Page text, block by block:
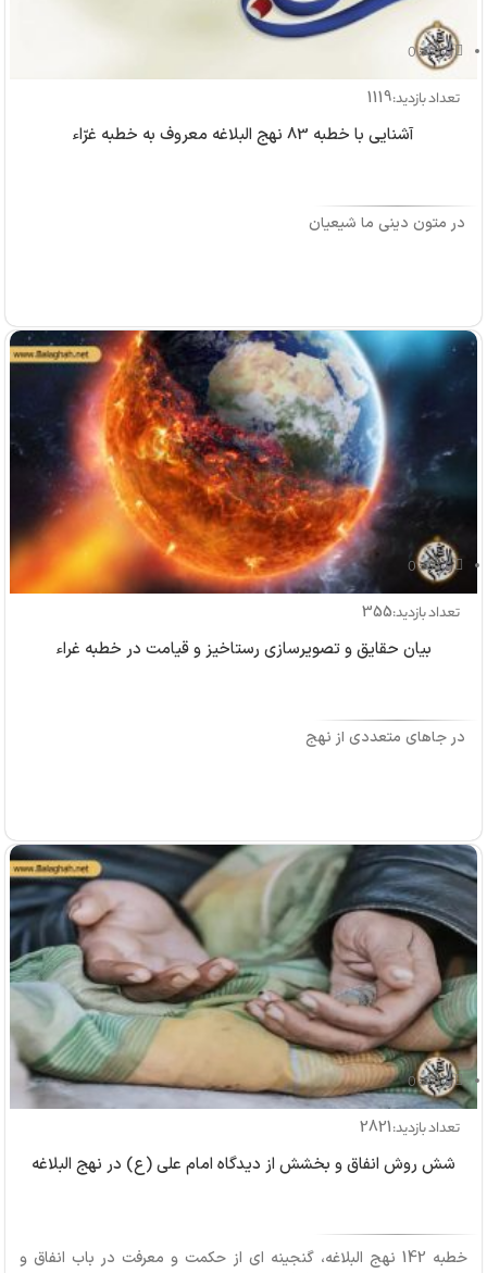
بازدید: 0
تعداد بازدید:1119
آشنایی با خطبه 83 نهج البلاغه معروف به خطبه غرّاء
در متون دینی ما شیعیان
بازدید: 0
تعداد بازدید:355
بیان حقایق و تصویرسازی رستاخیز و قیامت در خطبه غراء
در جاهای متعددی از نهج
بازدید: 0
تعداد بازدید:2821
شش روش انفاق و بخشش از دیدگاه امام علی (ع) در نهج البلاغه
خطبه 142 نهج البلاغه، گنجینه ای از حکمت و معرفت در باب انفاق و